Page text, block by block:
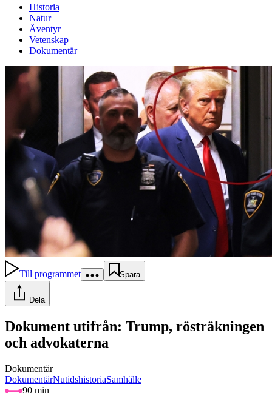
Historia
Natur
Äventyr
Vetenskap
Dokumentär
Till programmet Spara
Dela
Dokument utifrån: Trump, rösträkningen
och advokaterna
Dokumentär
DokumentärNutidshistoriaSamhälle
90 min